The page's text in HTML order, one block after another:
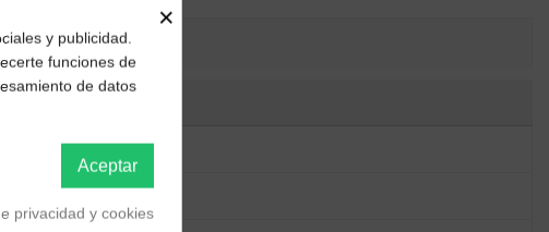
×
y publicidad.
funciones de
de datos
Aceptar
privacidad y cookies